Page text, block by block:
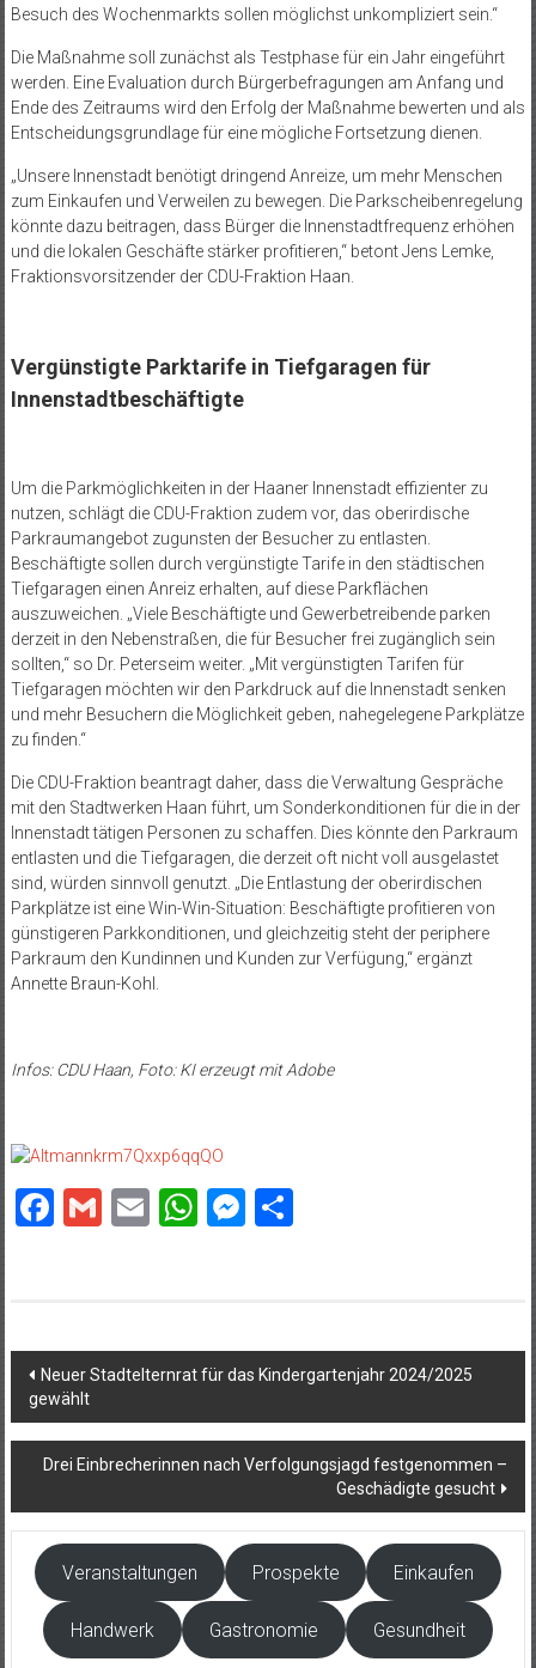
Besuch des Wochenmarkts sollen möglichst unkompliziert sein.“
Die Maßnahme soll zunächst als Testphase für ein Jahr eingeführt
werden. Eine Evaluation durch Bürgerbefragungen am Anfang und
Ende des Zeitraums wird den Erfolg der Maßnahme bewerten und als
Entscheidungsgrundlage für eine mögliche Fortsetzung dienen.
„Unsere Innenstadt benötigt dringend Anreize, um mehr Menschen
zum Einkaufen und Verweilen zu bewegen. Die Parkscheibenregelung
könnte dazu beitragen, dass Bürger die Innenstadtfrequenz erhöhen
und die lokalen Geschäfte stärker profitieren,“ betont Jens Lemke,
Fraktionsvorsitzender der CDU-Fraktion Haan.
Vergünstigte Parktarife in Tiefgaragen für
Innenstadtbeschäftigte
Um die Parkmöglichkeiten in der Haaner Innenstadt effizienter zu
nutzen, schlägt die CDU-Fraktion zudem vor, das oberirdische
Parkraumangebot zugunsten der Besucher zu entlasten.
Beschäftigte sollen durch vergünstigte Tarife in den städtischen
Tiefgaragen einen Anreiz erhalten, auf diese Parkflächen
auszuweichen. „Viele Beschäftigte und Gewerbetreibende parken
derzeit in den Nebenstraßen, die für Besucher frei zugänglich sein
sollten,“ so Dr. Peterseim weiter. „Mit vergünstigten Tarifen für
Tiefgaragen möchten wir den Parkdruck auf die Innenstadt senken
und mehr Besuchern die Möglichkeit geben, nahegelegene Parkplätze
zu finden.“
Die CDU-Fraktion beantragt daher, dass die Verwaltung Gespräche
mit den Stadtwerken Haan führt, um Sonderkonditionen für die in der
Innenstadt tätigen Personen zu schaffen. Dies könnte den Parkraum
entlasten und die Tiefgaragen, die derzeit oft nicht voll ausgelastet
sind, würden sinnvoll genutzt. „Die Entlastung der oberirdischen
Parkplätze ist eine Win-Win-Situation: Beschäftigte profitieren von
günstigeren Parkkonditionen, und gleichzeitig steht der periphere
Parkraum den Kundinnen und Kunden zur Verfügung,“ ergänzt
Annette Braun-Kohl.
Infos: CDU Haan, Foto: KI erzeugt mit Adobe
Facebook
GmailEmailWhatsApp
Messenger
Beitragsnavigation
Neuer Stadtelternrat für das Kindergartenjahr 2024/2025
gewählt
Drei Einbrecherinnen nach Verfolgungsjagd festgenommen –
Geschädigte gesucht
Veranstaltungen Prospekte Einkaufen
Handwerk Gastronomie Gesundheit